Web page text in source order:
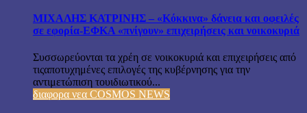
ΜΙΧΑΛΗΣ ΚΑΤΡΙΝΗΣ – «Κόκκινα» δάνεια και οφειλές
σε εφορία-ΕΦΚΑ «πνίγουν» επιχειρήσεις και νοικοκυριά
Συσσωρεύονται τα χρέη σε νοικοκυριά και επιχειρήσεις από
τιςαποτυχημένες επιλογές της κυβέρνησης για την
αντιμετώπιση τουιδιωτικού...
διαφορα νεα COSMOS NEWS